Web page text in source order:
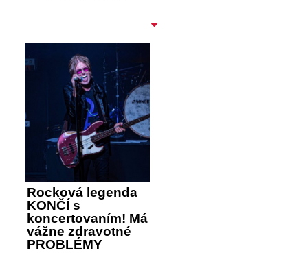
Rocková legenda
KONČÍ s
koncertovaním! Má
vážne zdravotné
PROBLÉMY